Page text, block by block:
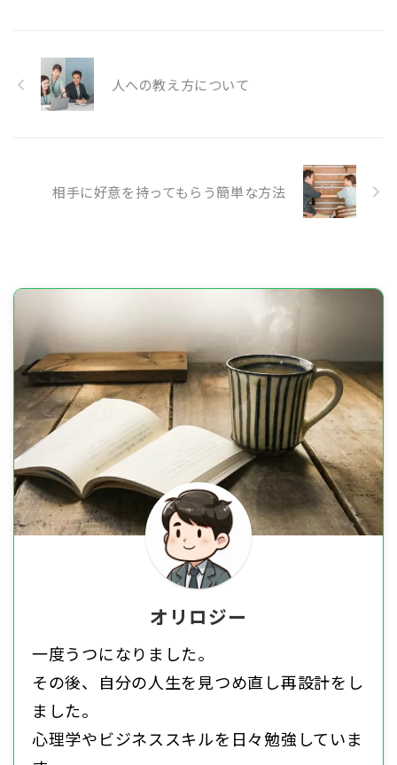
人への教え方について
相手に好意を持ってもらう簡単な方法
オリロジー
一度うつになりました。
その後、自分の人生を見つめ直し再設計をし
ました。
心理学やビジネススキルを日々勉強していま